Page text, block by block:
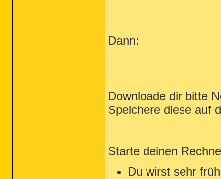
Dann:
Downloade dir bitte
Speichere diese auf
Starte deinen
Du wirst sehr